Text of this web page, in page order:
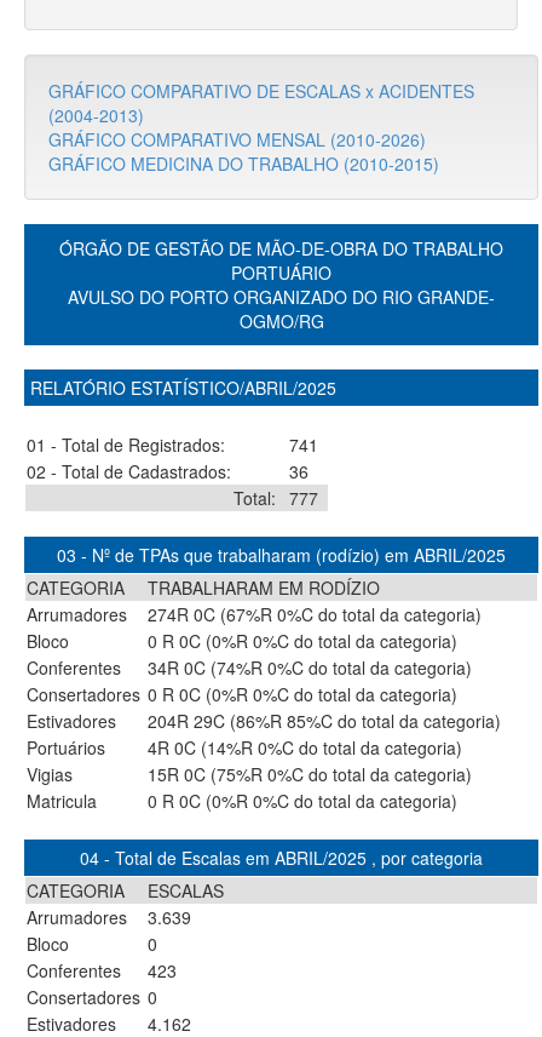
GRÁFICO COMPARATIVO DE ESCALAS x ACIDENTES
(2004-2013)
GRÁFICO COMPARATIVO MENSAL (2010-2026)
GRÁFICO MEDICINA DO TRABALHO (2010-2015)
ÓRGÃO DE GESTÃO DE MÃO-DE-OBRA DO TRABALHO
PORTUÁRIO
AVULSO DO PORTO ORGANIZADO DO RIO GRANDE-
OGMO/RG
RELATÓRIO ESTATÍSTICO/ABRIL/2025
01 - Total de Registrados:
741
02 - Total de Cadastrados:
36
Total: 777
03 - Nº de TPAs que trabalharam (rodízio) em ABRIL/2025
CATEGORIA
TRABALHARAM EM RODÍZIO
Arrumadores
274R 0C (67%R 0%C do total da categoria)
Bloco
0 R 0C (0%R 0%C do total da categoria)
Conferentes
34R 0C (74%R 0%C do total da categoria)
Consertadores 0 R 0C (0%R 0%C do total da categoria)
Estivadores
204R 29C (86%R 85%C do total da categoria)
Portuários
4R 0C (14%R 0%C do total da categoria)
Vigias
15R 0C (75%R 0%C do total da categoria)
Matricula
0 R 0C (0%R 0%C do total da categoria)
04 - Total de Escalas em ABRIL/2025 , por categoria
CATEGORIA
ESCALAS
Arrumadores
3.639
Bloco
0
Conferentes
423
Consertadores 0
Estivadores
4.162